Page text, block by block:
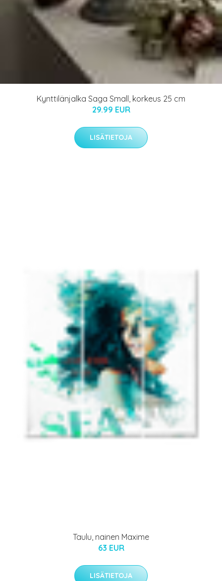
Kynttilänjalka Saga Small, korkeus 25 cm
29.99 EUR
LISÄTIETOJA
Taulu, nainen Maxime
63 EUR
LISÄTIETOJA